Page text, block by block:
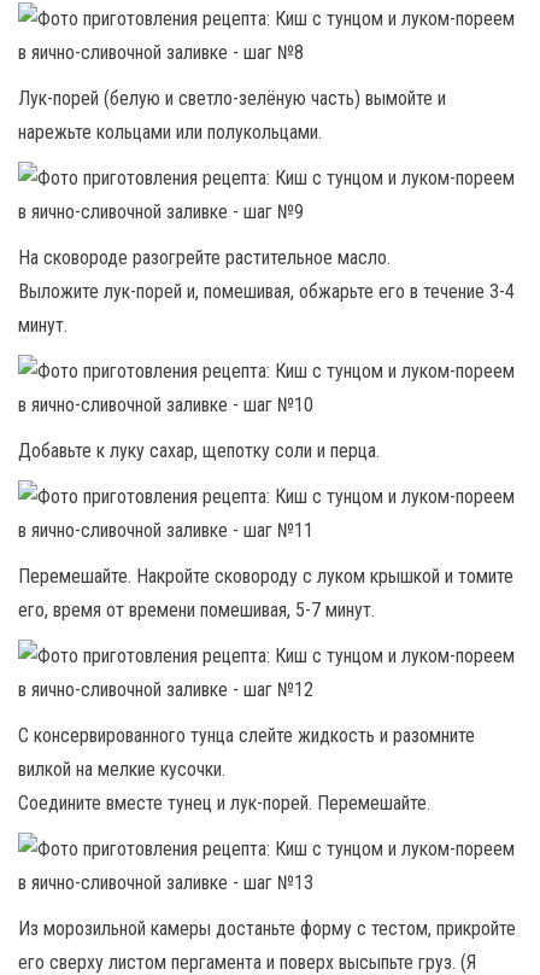
Лук-порей (белую и светло-зелёную часть) вымойте и
нарежьте кольцами или полукольцами.
На сковороде разогрейте растительное масло.
Выложите лук-порей и, помешивая, обжарьте его в течение 3-4
минут.
Добавьте к луку сахар, щепотку соли и перца.
Перемешайте. Накройте сковороду с луком крышкой и томите
его, время от времени помешивая, 5-7 минут.
С консервированного тунца слейте жидкость и разомните
вилкой на мелкие кусочки.
Соедините вместе тунец и лук-порей. Перемешайте.
Из морозильной камеры достаньте форму с тестом, прикройте
его сверху листом пергамента и поверх высыпьте груз. (Я